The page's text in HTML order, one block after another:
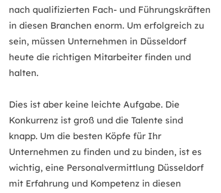
nach qualifizierten Fach- und Führungskräften
in diesen Branchen enorm. Um erfolgreich zu
sein, müssen Unternehmen in Düsseldorf
heute die richtigen Mitarbeiter finden und
halten.
Dies ist aber keine leichte Aufgabe. Die
Konkurrenz ist groß und die Talente sind
knapp. Um die besten Köpfe für Ihr
Unternehmen zu finden und zu binden, ist es
wichtig, eine Personalvermittlung Düsseldorf
mit Erfahrung und Kompetenz in diesen